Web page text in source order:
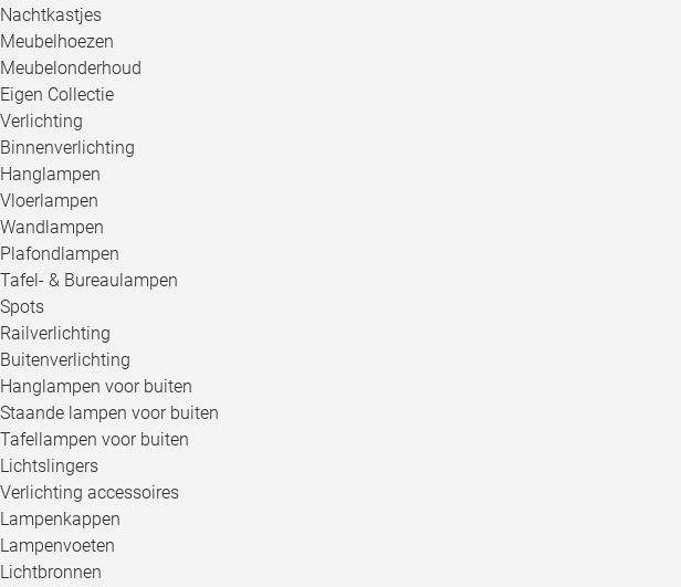
Nachtkastjes
Meubelhoezen
Meubelonderhoud
Eigen Collectie
Verlichting
Binnenverlichting
Hanglampen
Vloerlampen
Wandlampen
Plafondlampen
Tafel- & Bureaulampen
Spots
Railverlichting
Buitenverlichting
Hanglampen voor buiten
Staande lampen voor buiten
Tafellampen voor buiten
Lichtslingers
Verlichting accessoires
Lampenkappen
Lampenvoeten
Lichtbronnen